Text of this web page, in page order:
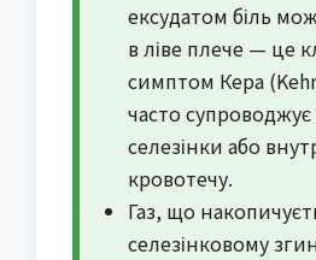
ексудатом біль
в ліве плече — це
симптом Кера
часто
селезінки або
кровотечу.
Газ, що
селезінковому